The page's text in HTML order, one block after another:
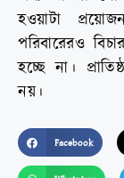
হওয়াটা
পরিবারেরও
হচ্ছে না।
নয়।
Facebook